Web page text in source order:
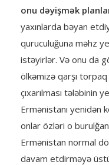
onu dəyişmək
yaxınlarda bəyan
quruculuğuna məhz
istəyirlər. Və onu da
ölkəmizə qarşı torpaq
çıxarılması tələbinin
Ermənistanı yenidən
onlar özləri o
Ermənistan normal
davam etdirməyə